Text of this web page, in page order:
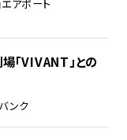
アポート
「VIVANT」との
ンク